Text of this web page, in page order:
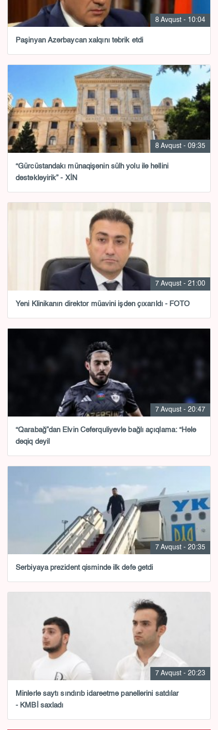
8 Avqust - 10:04
Paşinyan Azərbaycan xalqını təbrik etdi
8 Avqust - 09:35
“Gürcüstandakı münaqişənin sülh yolu ilə həllini
dəstəkləyirik” - XİN
7 Avqust - 21:00
Yeni Klinikanın direktor müavini işdən çıxarıldı - FOTO
7 Avqust - 20:47
“Qarabağ”dan Elvin Cəfərquliyevlə bağlı açıqlama: “Hələ
dəqiq deyil
7 Avqust - 20:35
Serbiyaya prezident qismində ilk dəfə getdi
7 Avqust - 20:23
Minlərlə saytı sındırıb idarəetmə panellərini satdılar
- KMBİ saxladı